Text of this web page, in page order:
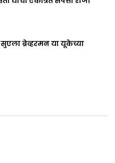
ब्रेव्हरमन या यूकेच्या